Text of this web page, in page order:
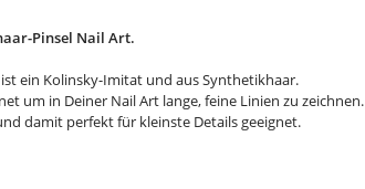
Pinsel Nail Art.
ist ein Kolinsky-Imitat und aus Synthetikhaar.
um in Deiner Nail Art lange, feine Linien zu zeichnen.
damit perfekt für kleinste Details geeignet.